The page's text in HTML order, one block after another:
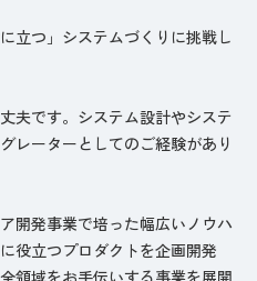
立つ」システムづくりに挑戦し
夫です。システム設計やシステ
レーターとしてのご経験があり
開発事業で培った幅広いノウハ
役立つプロダクトを企画開発
領域をお手伝いする事業を展開